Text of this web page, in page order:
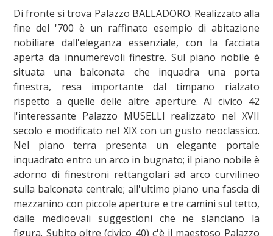
Di fronte si trova Palazzo BALLADORO. Realizzato alla
fine del '700 è un raffinato esempio di abitazione
nobiliare dall'eleganza essenziale, con la facciata
aperta da innumerevoli finestre. Sul piano nobile è
situata una balconata che inquadra una porta
finestra, resa importante dal timpano rialzato
rispetto a quelle delle altre aperture. Al civico 42
l'interessante Palazzo MUSELLI realizzato nel XVII
secolo e modificato nel XIX con un gusto neoclassico.
Nel piano terra presenta un elegante portale
inquadrato entro un arco in bugnato; il piano nobile è
adorno di finestroni rettangolari ad arco curvilineo
sulla balconata centrale; all'ultimo piano una fascia di
mezzanino con piccole aperture e tre camini sul tetto,
dalle medioevali suggestioni che ne slanciano la
figura. Subito oltre (civico 40) c'è il maestoso Palazzo